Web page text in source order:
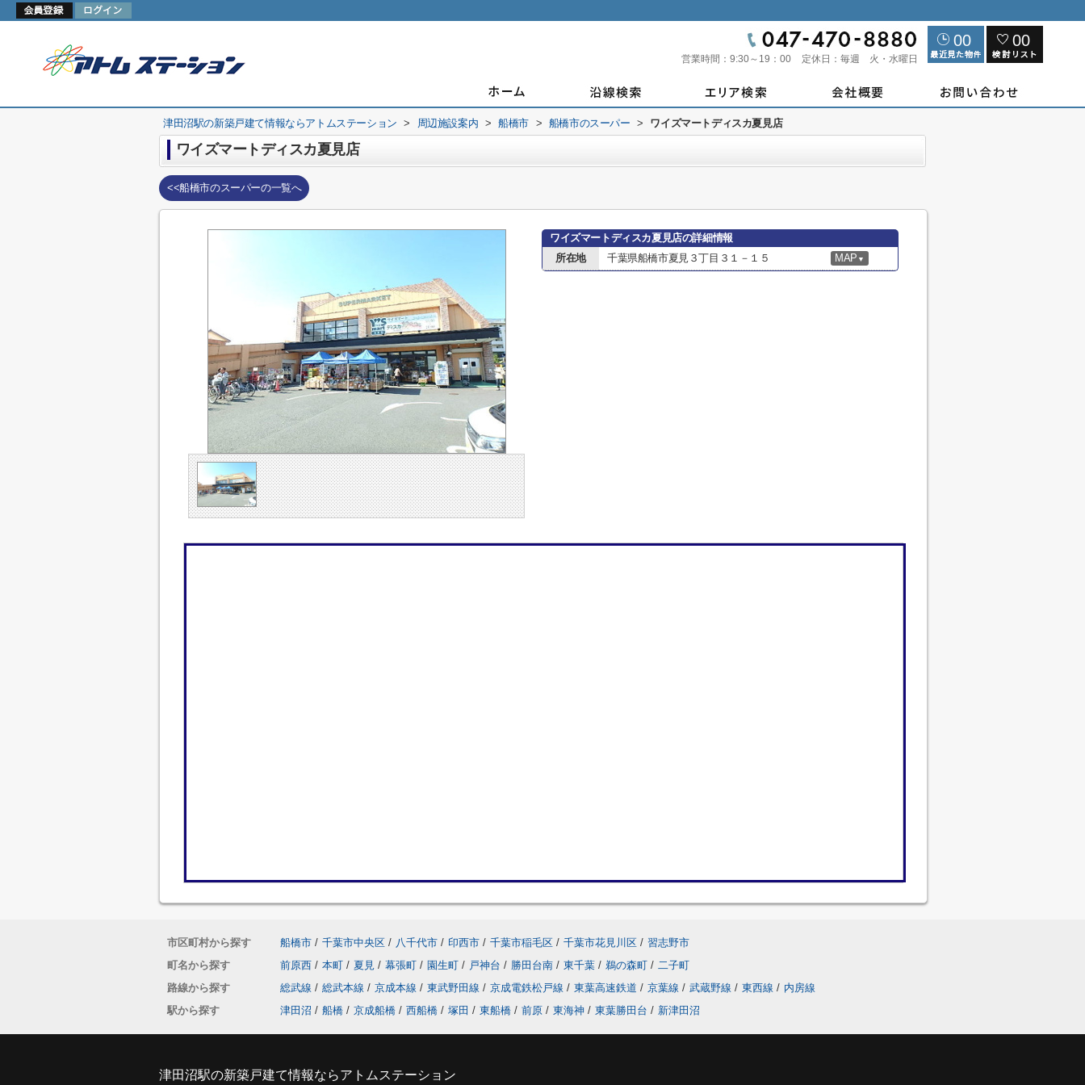
営業時間： 9:30～19：00 定休日： 毎週 火・水曜日
00 00
津田沼駅の新築戸建て情報ならアトムステーション > 周辺施設案内 > 船橋市 > 船橋市のスーパー > ワイズマートディスカ夏見店
ワイズマートディスカ夏見店
<<船橋市のスーパーの一覧へ
ワイズマートディスカ夏見店の詳細情報
所在地
千葉県船橋市夏見３丁目３１－１５ MAP ▼
市区町村から探す 船橋市 / 千葉市中央区 / 八千代市 / 印西市 / 千葉市稲毛区 / 千葉市花見川区 / 習志野市
町名から探す
前原西 / 本町 / 夏見 / 幕張町 / 園生町 / 戸神台 / 勝田台南 / 東千葉 / 鵜の森町 / 二子町
路線から探す
総武線 / 総武本線 / 京成本線 / 東武野田線 / 京成電鉄松戸線 / 東葉高速鉄道 / 京葉線 / 武蔵野線 / 東西線 / 内房線
駅から探す
津田沼 / 船橋 / 京成船橋 / 西船橋 / 塚田 / 東船橋 / 前原 / 東海神 / 東葉勝田台 / 新津田沼
津田沼駅の新築戸建て情報ならアトムステーション